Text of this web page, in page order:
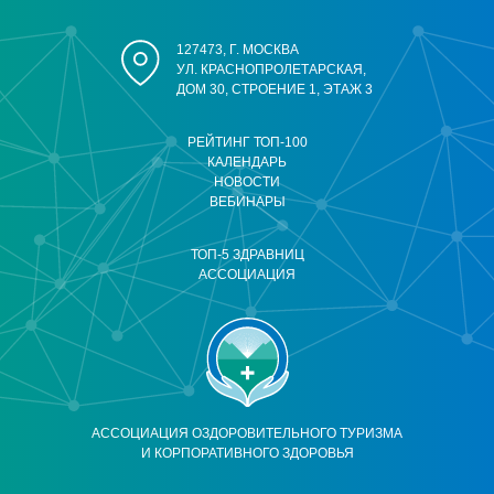
АССОЦИАЦИЯ ОЗДОРОВИТЕЛЬНОГО ТУРИЗМА
И КОРПОРАТИВНОГО ЗДОРОВЬЯ
РЕЙТИНГ ТОП-100
КАЛЕНДАРЬ
НОВОСТИ
ВЕБИНАРЫ
ТОП-5 ЗДРАВНИЦ
АССОЦИАЦИЯ
127473, Г. МОСКВА
УЛ. КРАСНОПРОЛЕТАРСКАЯ,
ДОМ 30, СТРОЕНИЕ 1, ЭТАЖ 3